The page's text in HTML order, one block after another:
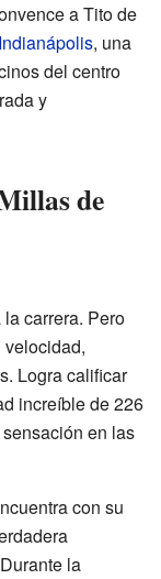
a Tito de
, una
del centro
y
de
carrera. Pero
velocidad,
Logra calificar
increíble de 226
en las
con su
la